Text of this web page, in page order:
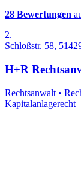
28 Bewertungen
2.
Schloßstr. 58,
H+R
Rechtsanwalt •
Kapitalanlagerecht